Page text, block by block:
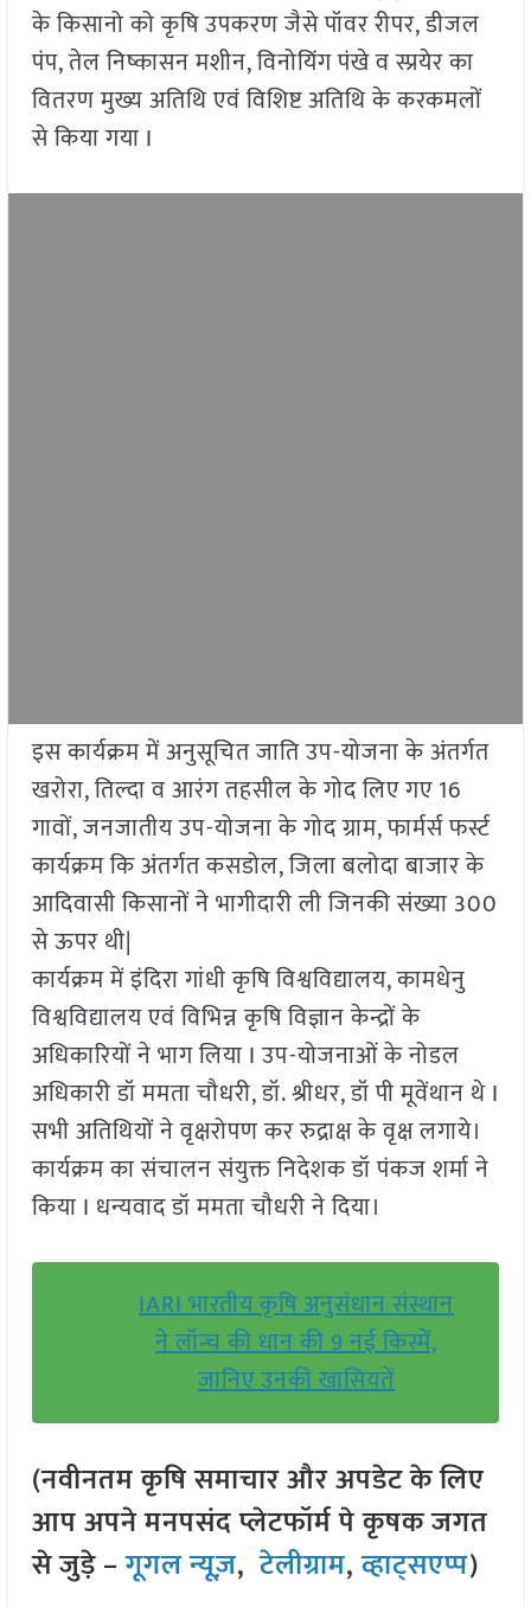
के किसानो को कृषि उपकरण जैसे पॉवर रीपर, डीजल
पंप, तेल निष्कासन मशीन, विनोयिंग पंखे व स्प्रयेर का
वितरण मुख्य अतिथि एवं विशिष्ट अतिथि के करकमलों
से किया गया I
इस कार्यक्रम में अनुसूचित जाति उप-योजना के अंतर्गत
खरोरा, तिल्दा व आरंग तहसील के गोद लिए गए 16
गावों, जनजातीय उप-योजना के गोद ग्राम, फार्मर्स फर्स्ट
कार्यक्रम कि अंतर्गत कसडोल, जिला बलोदा बाजार के
आदिवासी किसानों ने भागीदारी ली जिनकी संख्या 300
से ऊपर थी|
कार्यक्रम में इंदिरा गांधी कृषि विश्वविद्यालय, कामधेनु
विश्वविद्यालय एवं विभिन्न कृषि विज्ञान केन्द्रों के
अधिकारियों ने भाग लिया I उप-योजनाओं के नोडल
अधिकारी डॉ ममता चौधरी, डॉ. श्रीधर, डॉ पी मूवेंथान थे I
सभी अतिथियों ने वृक्षरोपण कर रुद्राक्ष के वृक्ष लगाये।
कार्यक्रम का संचालन संयुक्त निदेशक डॉ पंकज शर्मा ने
किया I धन्यवाद डॉ ममता चौधरी ने दिया।
IARI भारतीय कृषि अनुसंधान संस्थान
ने लॉन्च की धान की 9 नई किस्में,
जानिए उनकी खासियतें
(नवीनतम कृषि समाचार और अपडेट के लिए
आप अपने मनपसंद प्लेटफॉर्म पे कृषक जगत
से जुड़े –गूगल न्यूज़,टेलीग्राम,व्हाट्सएप्प)